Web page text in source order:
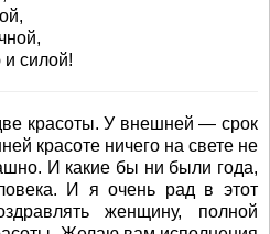
силой!
красоты. У внешней — срок
красоте ничего на свете не
И какие бы ни были года,
И я очень рад в этот
женщину, полной